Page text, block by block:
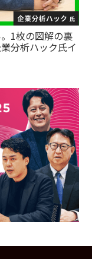
1枚の図解の裏
分析ハック氏イ